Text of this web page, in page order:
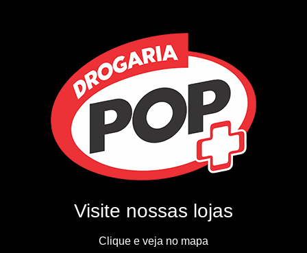
Visite nossas lojas
Clique e veja no mapa